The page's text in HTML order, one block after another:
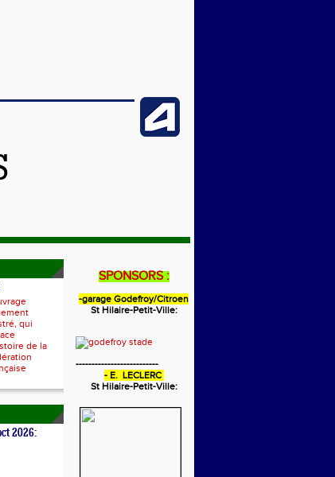
qui
de la
2026:
SPONSORS :
-garage Godefroy/Citroen
St Hilaire-Petit-Ville:
--------------------------
- E. LECLERC
St Hilaire-Petit-Ville: